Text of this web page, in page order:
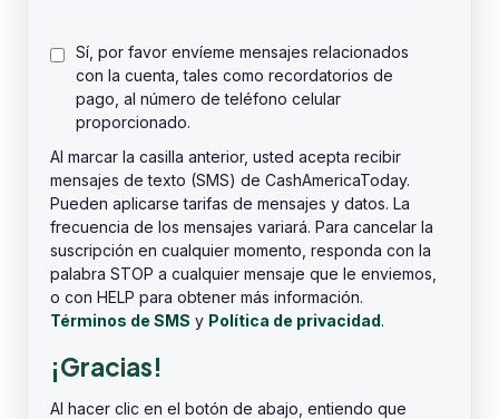
Sí, por favor envíeme mensajes relacionados
con la cuenta, tales como recordatorios de
pago, al número de teléfono celular
proporcionado.
Al marcar la casilla anterior, usted acepta recibir
mensajes de texto (SMS) de CashAmericaToday.
Pueden aplicarse tarifas de mensajes y datos. La
frecuencia de los mensajes variará. Para cancelar la
suscripción en cualquier momento, responda con la
palabra STOP a cualquier mensaje que le enviemos,
o con HELP para obtener más información.
Términos de SMS y Política de privacidad.
¡Gracias!
Al hacer clic en el botón de abajo, entiendo que